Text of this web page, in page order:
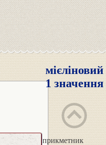
мієліновий
1 значення
прикметник